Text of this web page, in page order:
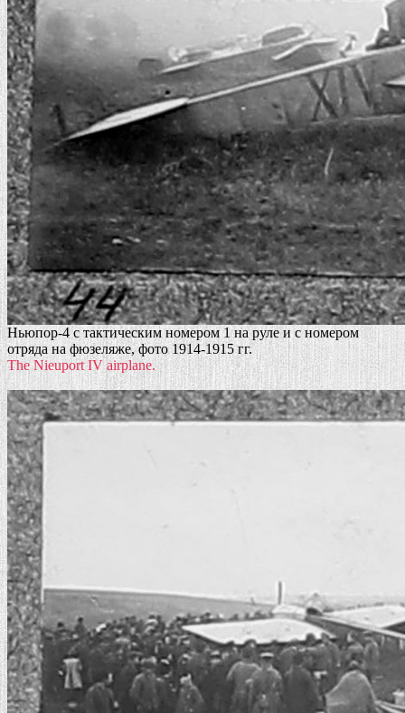
Ньюпор-4 с тактическим номером 1 на руле и с номером
отряда на фюзеляже, фото 1914-1915 гг.
The Nieuport IV airplane.